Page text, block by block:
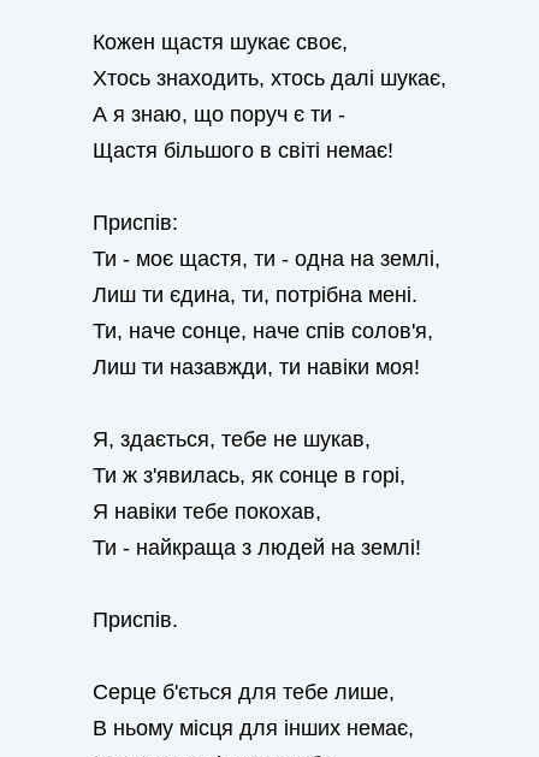
Кожен щастя шукає своє,
Хтось знаходить, хтось далі шукає,
А я знаю, що поруч є ти -
Щастя більшого в світі немає!
Приспів:
Ти - моє щастя, ти - одна на землі,
Лиш ти єдина, ти, потрібна мені.
Ти, наче сонце, наче спів солов'я,
Лиш ти назавжди, ти навіки моя!
Я, здається, тебе не шукав,
Ти ж з'явилась, як сонце в горі,
Я навіки тебе покохав,
Ти - найкраща з людей на землі!
Приспів.
Серце б'ється для тебе лише,
В ньому місця для інших немає,